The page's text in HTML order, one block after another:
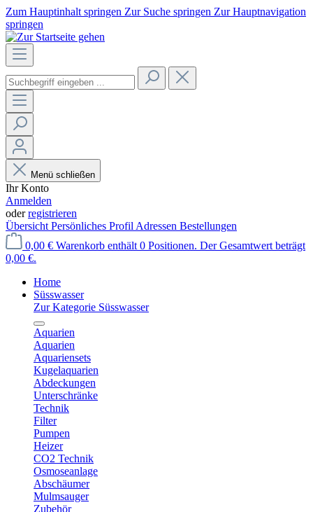
Zum Hauptinhalt springen Zur Suche springen Zur Hauptnavigation
springen
Menü schließen
Ihr Konto
Anmelden
oderregistrieren
Übersicht Persönliches Profil Adressen Bestellungen
0,00 € Warenkorb enthält 0 Positionen. Der Gesamtwert beträgt
0,00 €.
Home
Süsswasser
Zur Kategorie Süsswasser
Aquarien
Aquarien
Aquariensets
Kugelaquarien
Abdeckungen
Unterschränke
Technik
Filter
Pumpen
Heizer
CO2 Technik
Osmoseanlage
Abschäumer
Mulmsauger
Zubehör